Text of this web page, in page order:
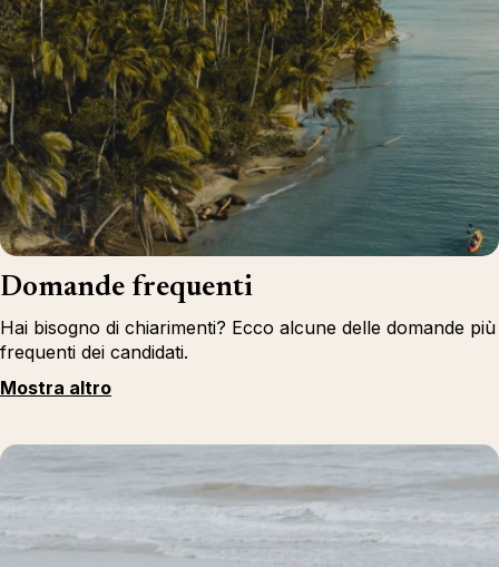
Domande frequenti
Hai bisogno di chiarimenti? Ecco alcune delle domande più
frequenti dei candidati.
Mostra altro